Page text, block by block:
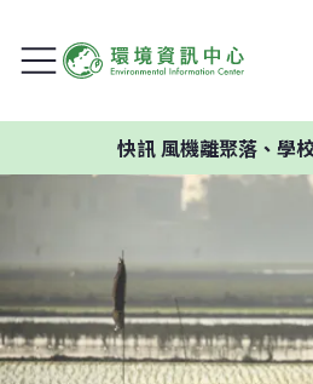
風機離聚落、學校過近